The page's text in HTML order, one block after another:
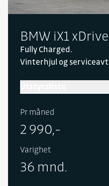
BMW iX1
Fully Charged.
Vinterhjul og
Adaptive LED
Comfort Access,
elektrisk setejustering
massasjefunksjon for
Pr måned
2 990,-
Varighet
36 mnd.